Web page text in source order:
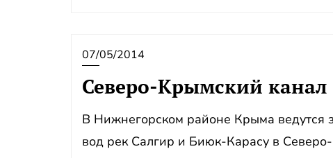
07/05/2014
Северо-Крымский канал
В Нижнегорском районе Крыма
вод рек Салгир и Биюк-Карасу в